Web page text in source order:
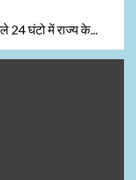
24 घंटो में राज्य के...